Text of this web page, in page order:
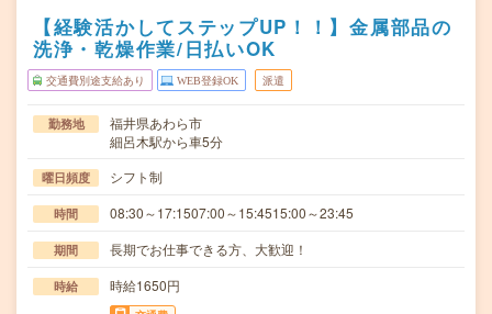
【経験活かしてステップUP！！】金属部品の
洗浄・乾燥作業/日払いOK
交通費別途支給あり WEB登録OK 派遣
勤務地
福井県あわら市
細呂木駅から車5分
曜日頻度 シフト制
時間 08:30～17:1507:00～15:4515:00～23:45
期間 長期でお仕事できる方、大歓迎！
時給 時給1650円